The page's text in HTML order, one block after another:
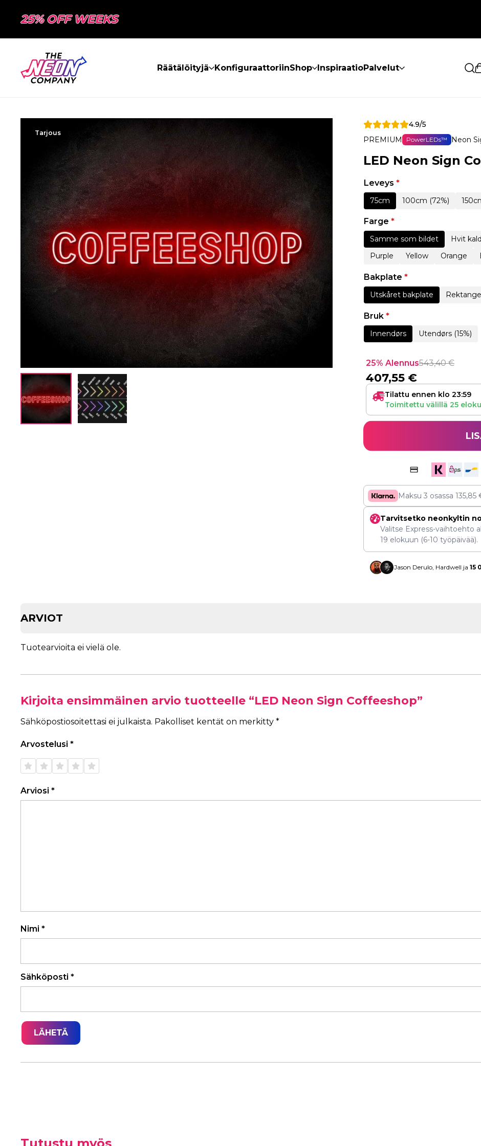
25% OFF WEEKS
Räätälöityjä KonfiguraattoriinShop InspiraatioPalvelut
Tarjous
4.9/5
PREMIUM
PowerLEDs™ Neon
LED Neon Sign
Leveys *
75cm 100cm (72%)
Farge *
Samme som bildet Hvit kald
Purple
Yellow Orange
Bakplate *
Utskåret bakplate
Bruk *
Innendørs Utendørs (15%)
25% Alennus543,40€
407,55 €
Tilattu ennen klo 23:59
Toimitettu välillä 25
Maksu 3 osassa135,85
Tarvitsetko neonkyltin
Valitse Express-vaihtoehto
19 elokuun (6-10 työpäivää).
Jason Derulo, Hardwell ja 15
ARVIOT
Tuotearvioita ei vielä ole.
Kirjoita ensimmäinen arvio tuotteelle “LED Neon Sign Coffeeshop”
Sähköpostiosoitettasi ei julkaista. Pakolliset kentät on merkitty *
Arvostelusi *
1/5
tähteä
2/5
tähteä
3/5
tähteä
4/5
tähteä
5/5
tähteä
Arviosi *
Nimi *
Sähköposti *